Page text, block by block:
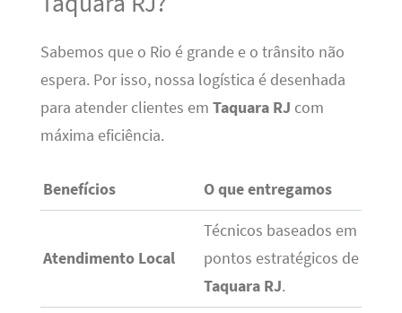
Sabemos que o Rio é grande e o trânsito não
espera. Por isso, nossa logística é desenhada
para atender clientes em Taquara RJ com
máxima eficiência.
Benefícios O que entregamos
Atendimento Local
Técnicos baseados em
pontos estratégicos de
Taquara RJ.